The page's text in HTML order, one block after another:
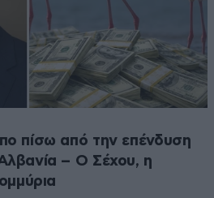
πίσω από την επένδυση
– Ο Σέχου, η